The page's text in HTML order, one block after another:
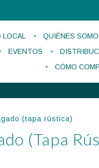
QUIÉNES
EVENTOS
CÓMO
(tapa rústica)
(tapa